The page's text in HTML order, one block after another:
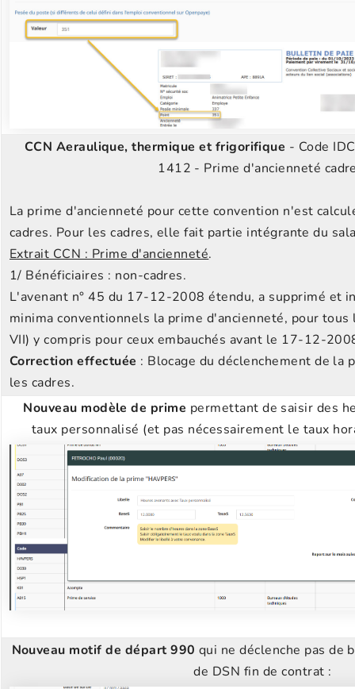
CCN Aeraulique, thermique et frigorifique - Code
1412 - Prime d'ancienneté
La prime d'ancienneté pour cette convention n'est
cadres. Pour les cadres, elle fait partie intégrante du
Extrait CCN : Prime d'ancienneté.
1/ Bénéficiaires : non-cadres.
L'avenant n° 45 du 17-12-2008 étendu, a supprimé et
minima conventionnels la prime d'ancienneté, pour tous
VII) y compris pour ceux embauchés avant le 17-12-
Correction effectuée : Blocage du déclenchement de la
les cadres.
Nouveau modèle de prime permettant de saisir des
taux personnalisé (et pas nécessairement le taux
Nouveau motif de départ 990 qui ne déclenche pas de
de DSN fin de contrat :